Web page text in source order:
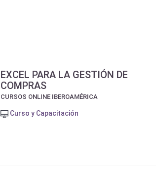
EXCEL PARA LA GESTIÓN DE
COMPRAS
CURSOS ONLINE IBEROAMÉRICA
Curso y Capacitación